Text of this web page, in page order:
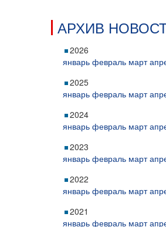
АРХИВ
2026
январь февраль март
2025
январь февраль март
2024
январь февраль март
2023
январь февраль март
2022
январь февраль март
2021
январь февраль март